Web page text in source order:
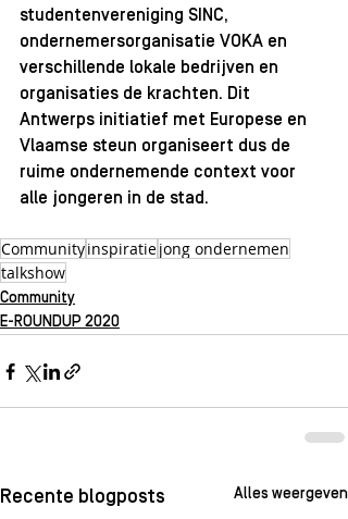
studentenvereniging SINC,
ondernemersorganisatie VOKA en
verschillende lokale bedrijven en
organisaties de krachten. Dit
Antwerps initiatief met Europese en
Vlaamse steun organiseert dus de
ruime ondernemende context voor
alle jongeren in de stad.
Communityinspiratiejong ondernemen
talkshow
Community
E-ROUNDUP 2020
Recente blogposts Alles weergeven